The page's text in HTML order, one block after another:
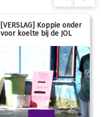
[VERSLAG] Koppie onder
voor koelte bij de JOL